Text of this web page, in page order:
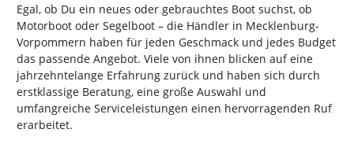
Egal, ob Du ein neues oder gebrauchtes Boot suchst, ob
Motorboot oder Segelboot – die Händler in Mecklenburg-
Vorpommern haben für jeden Geschmack und jedes Budget
das passende Angebot. Viele von ihnen blicken auf eine
jahrzehntelange Erfahrung zurück und haben sich durch
erstklassige Beratung, eine große Auswahl und
umfangreiche Serviceleistungen einen hervorragenden Ruf
erarbeitet.